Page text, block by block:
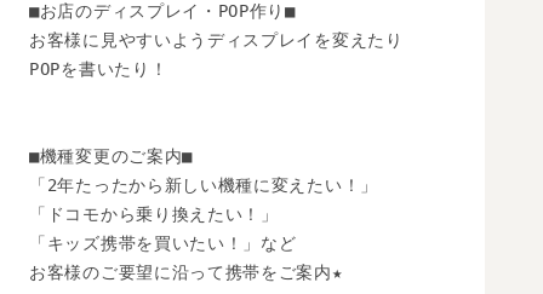
■お店のディスプレイ・POP作り■
お客様に見やすいようディスプレイを変えたり
POPを書いたり！
■機種変更のご案内■
「2年たったから新しい機種に変えたい！」
「ドコモから乗り換えたい！」
「キッズ携帯を買いたい！」など
お客様のご要望に沿って携帯をご案内★